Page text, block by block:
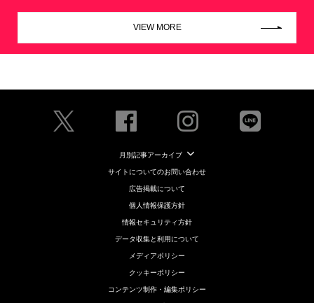
VIEW MORE
月別記事アーカイブ
サイトについてのお問い合わせ
広告掲載について
個人情報保護方針
情報セキュリティ方針
データ収集と利用について
メディアポリシー
クッキーポリシー
コンテンツ制作・編集ポリシー